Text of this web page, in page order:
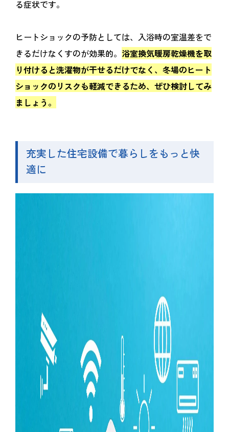
る症状です。
ヒートショックの予防としては、入浴時の室温差をで
きるだけなくすのが効果的。 浴室換気暖房乾燥機を取
り付けると洗濯物が干せるだけでなく、冬場のヒート
ショックのリスクも軽減できるため、ぜひ検討してみ
ましょう。
充実した住宅設備で暮らしをもっと快
適に